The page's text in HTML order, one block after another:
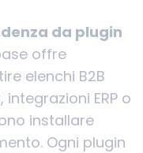
da plugin
offre
elenchi B2B
ERP o
installare
Ogni plugin